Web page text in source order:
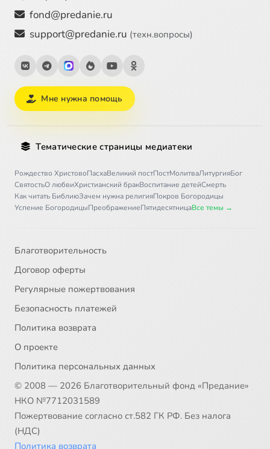
fond@predanie.ru
support@predanie.ru (техн.вопросы)
Мне нужна помощь
Тематические страницы медиатеки
Рождество ХристовоПасхаВеликий постПостМолитваЛитургияБог
СвятостьО любвиХристианский бракВоспитание детейСмерть
Как читать БиблиюЗачем нужна религияПокров Богородицы
Успение БогородицыПреображениеПятидесятницаВсе темы →
Благотворительность
Договор оферты
Регулярные пожертвования
Безопасность платежей
Политика возврата
О проекте
Политика персональных данных
© 2008 — 2026 Благотворительный фонд «Предание»
НКО №7712031589
Пожертвование согласно ст.582 ГК РФ. Без налога
(НДС)
Политика возврата